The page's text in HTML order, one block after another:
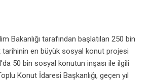
Bakanlığı tarafından başlatılan 250 bin
en büyük sosyal konut projesi
50 bin sosyal konutun inşası ile ilgili
Konut İdaresi Başkanlığı, geçen yıl